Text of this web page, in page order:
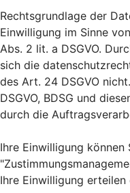
Rechtsgrundlage der
Einwilligung im Sinne
Abs. 2 lit. a DSGVO.
sich die
des Art. 24 DSGVO
DSGVO, BDSG und
durch die
Ihre Einwilligung können
Ihre Einwilligung